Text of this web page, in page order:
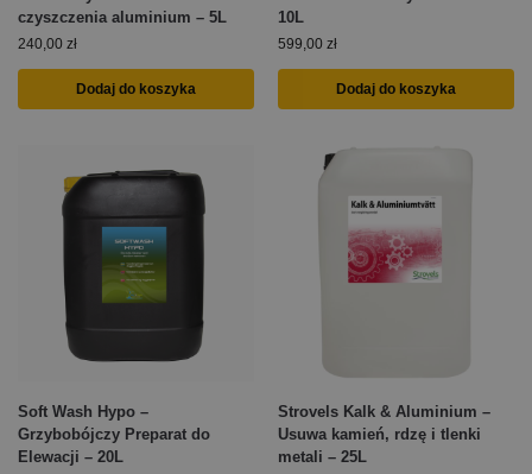
czyszczenia aluminium – 5L
240,00 zł
Dodaj do koszyka
10L
599,00 zł
Dodaj do koszyka
Soft Wash Hypo –
Grzybobójczy Preparat do
Elewacji – 20L
Strovels Kalk & Aluminium –
Usuwa kamień, rdzę i tlenki
metali – 25L